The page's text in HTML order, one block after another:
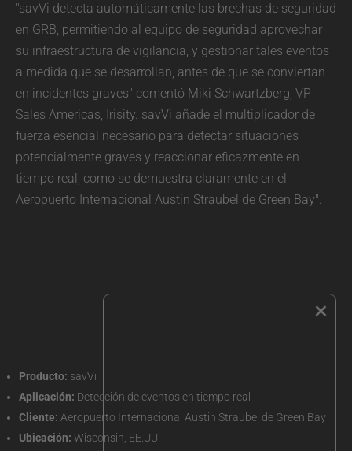
"savVi detecta automáticamente las brechas de seguridad
en GRB, permitiendo al equipo de seguridad aprovechar
su infraestructura de vigilancia, y gestionar tales eventos
a medida que se desarrollan, antes de que se conviertan
en incidentes graves" comentó Miki Schwartzberg, VP
Sales Americas, Irisity. savVi añade el multiplicador de
fuerza esencial necesario para detectar situaciones
potencialmente graves y reaccionar eficazmente en
tiempo real, como se demuestra claramente en el
Aeropuerto Internacional Austin Straubel de Green Bay".
Producto: savVi
Aplicación: Detección de eventos en tiempo real
Cliente: Aeropuerto Internacional Austin Straubel de Green Bay
Ubicación: Wisconsin, EE.UU.
×